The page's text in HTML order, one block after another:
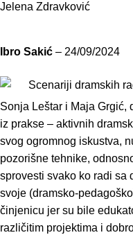
Jelena Zdravković
Ibro Sakić – 24/09/2024
Scenariji dramskih
Sonja Leštar i Maja Grgić,
iz prakse – aktivnih
svog ogromnog iskustva,
pozorišne tehnike,
sprovesti svako ko radi sa
svoje (dramsko-
činjenicu jer su bile
različitim projektima i